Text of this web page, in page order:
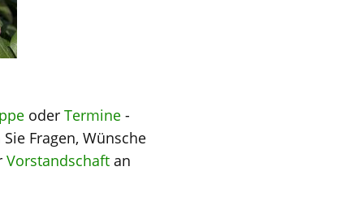
oder Termine -
Fragen, Wünsche
Vorstandschaft an